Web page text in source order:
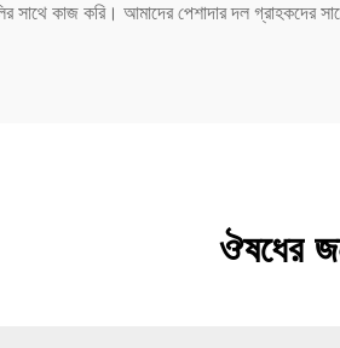
সাথে কাজ করি। আমাদের পেশাদার দল গ্রাহকদের
ঔষধের